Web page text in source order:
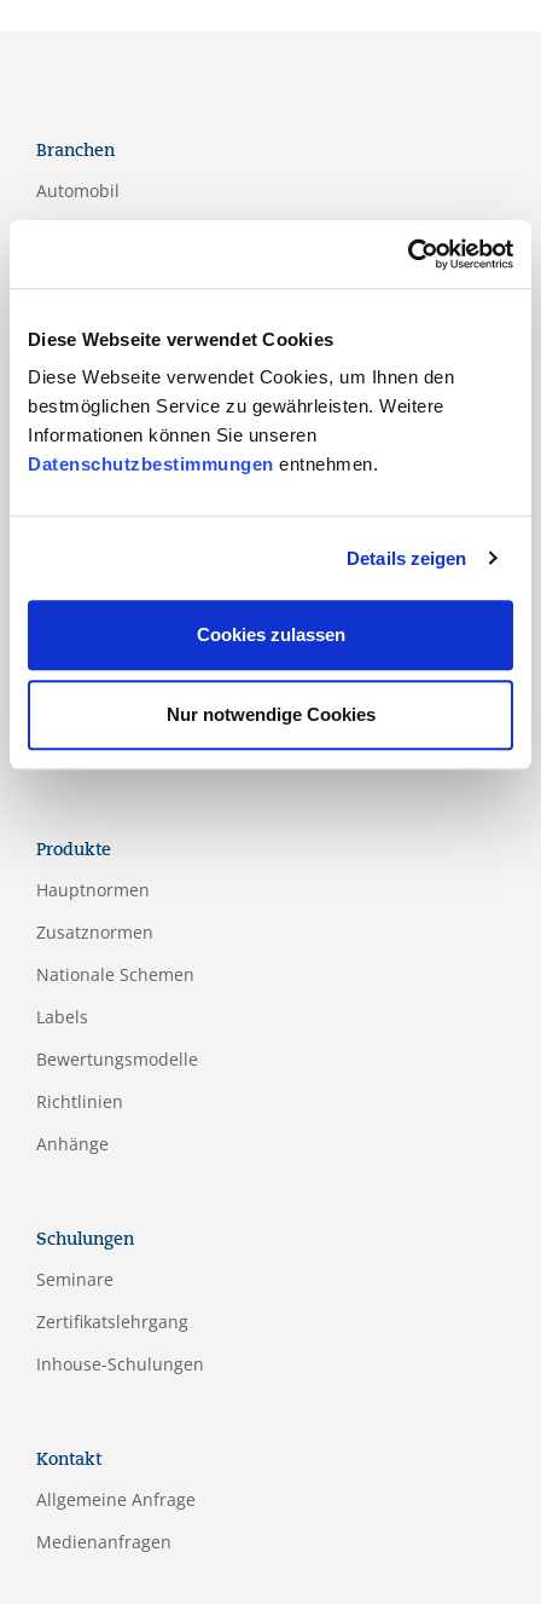
Diese Webseite verwendet Cookies
Diese Webseite verwendet Cookies, um Ihnen den
bestmöglichen Service zu gewährleisten. Weitere
Informationen können Sie unseren
Datenschutzbestimmungen entnehmen.
Details zeigen
Cookies zulassen
Nur notwendige Cookies
Branchen
Automobil
Bildung
Dienstleistungen
Finanzdienstleistungen
Gesundheits- und Sozialwesen
Medical
Papier- und Holzindustrie
Tourismus
Produkte
Hauptnormen
Zusatznormen
Nationale Schemen
Labels
Bewertungsmodelle
Richtlinien
Anhänge
Schulungen
Seminare
Zertifikatslehrgang
Inhouse-Schulungen
Kontakt
Allgemeine Anfrage
Medienanfragen